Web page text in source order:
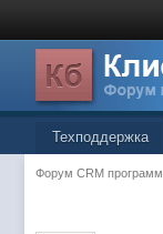
Техподдержка
Форум CRM